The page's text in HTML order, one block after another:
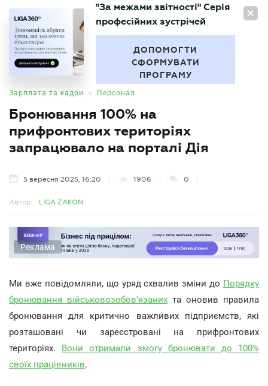
UA
БУХГАЛТЕР
"За межами звітності" Серія
професійних зустрічей
ДОПОМОГТИ
СФОРМУВАТИ
ПРОГРАМУ
Зарплата та кадри • Персонал
Бронювання 100% на
прифронтових територіях
запрацювало на порталі Дія
5 вересня 2025, 16:20 1906 0
Автор: LIGA ZAKON
Реклама
Ми вже повідомляли, що уряд схвалив зміни до Порядку
бронювання військовозобов'язаних та оновив правила
бронювання для критично важливих підприємств, які
розташовані чи зареєстровані на прифронтових
територіях. Вони отримали змогу бронювати до 100%
своїх працівників.